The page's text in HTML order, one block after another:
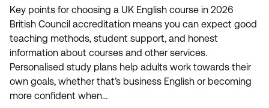
Key points for choosing a UK English course in 2026
British Council accreditation means you can expect good
teaching methods, student support, and honest
information about courses and other services.
Personalised study plans help adults work towards their
own goals, whether that’s business English or becoming
more confident when…